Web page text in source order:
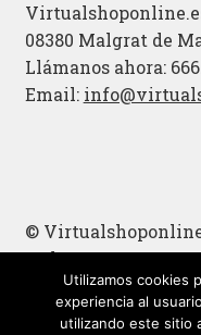
08380 Malgrat de
Llámanos ahora:
Email:
©
Cadena
Cucharas de madera
Utilizamos cookies
experiencia al
utilizando este sitio